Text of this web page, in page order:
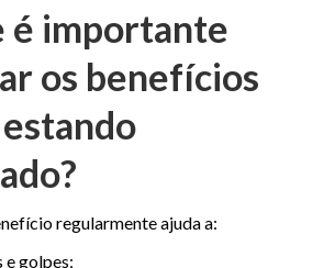
é importante
os benefícios
regularmente ajuda a:
e golpes;